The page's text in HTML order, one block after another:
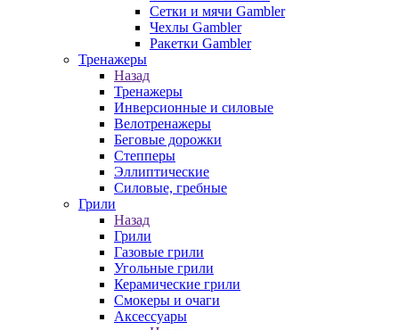
Сетки и мячи Gambler
Чехлы Gambler
Ракетки Gambler
Тренажеры
Назад
Тренажеры
Инверсионные и силовые
Велотренажеры
Беговые дорожки
Степперы
Эллиптические
Силовые, гребные
Грили
Назад
Грили
Газовые грили
Угольные грили
Керамические грили
Смокеры и очаги
Аксессуары